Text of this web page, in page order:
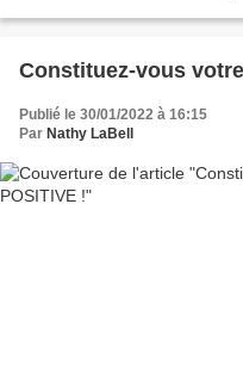
Constituez-vous
Publié le 30/01/2022 à 16:15
Par Nathy LaBell